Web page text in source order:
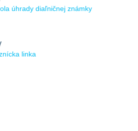
úhrady diaľničnej známky
linka